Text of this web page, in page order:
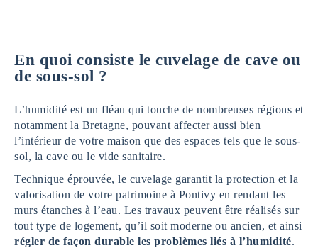
En quoi consiste le cuvelage de cave ou
de sous-sol ?
L’humidité est un fléau qui touche de nombreuses régions et
notamment la Bretagne, pouvant affecter aussi bien
l’intérieur de votre maison que des espaces tels que le sous-
sol, la cave ou le vide sanitaire.
Technique éprouvée, le cuvelage garantit la protection et la
valorisation de votre patrimoine à Pontivy en rendant les
murs étanches à l’eau. Les travaux peuvent être réalisés sur
tout type de logement, qu’il soit moderne ou ancien, et ainsi
régler de façon durable les problèmes liés à l’humidité.